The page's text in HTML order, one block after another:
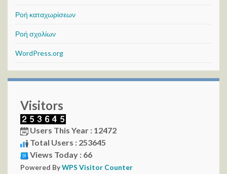
Ροή καταχωρίσεων
Ροή σχολίων
WordPress.org
Visitors
Users This Year : 12472
Total Users : 253645
Views Today : 66
Powered ByWPS Visitor Counter